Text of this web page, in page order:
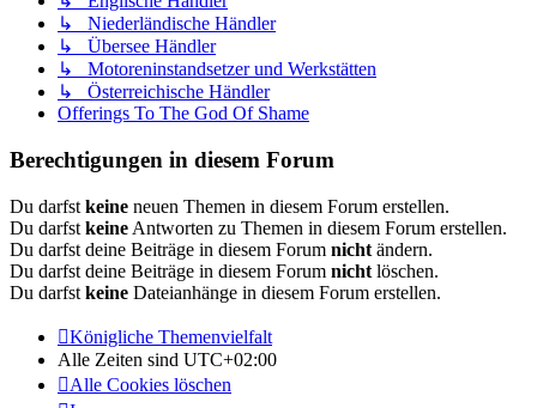
↳ Niederländische Händler
↳ Übersee Händler
↳ Motoreninstandsetzer und Werkstätten
↳ Österreichische Händler
Offerings To The God Of Shame
Berechtigungen in diesem Forum
Du darfst keine neuen Themen in diesem Forum erstellen.
Du darfst keine Antworten zu Themen in diesem Forum erstellen.
Du darfst deine Beiträge in diesem Forum nicht ändern.
Du darfst deine Beiträge in diesem Forum nicht löschen.
Du darfst keine Dateianhänge in diesem Forum erstellen.
Königliche Themenvielfalt
Alle Zeiten sind UTC+02:00
Alle Cookies löschen